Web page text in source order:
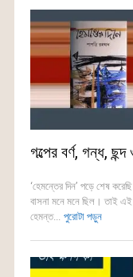
গল্পের বর্ণ, গন্ধ,
‘হেমন্তের দিন’ পড়ে শেষ
বাসনা মনে মনে ছিল। তাই
হেমন্ত... পুরোটা পড়ুন